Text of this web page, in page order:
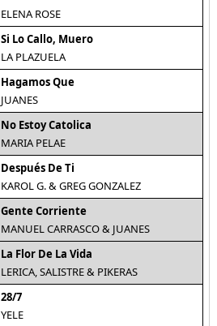
ELENA ROSE
Si Lo Callo, Muero
LA PLAZUELA
Hagamos Que
JUANES
No Estoy Catolica
MARIA PELAE
Después De Ti
KAROL G. & GREG GONZALEZ
Gente Corriente
MANUEL CARRASCO & JUANES
La Flor De La Vida
LERICA, SALISTRE & PIKERAS
28/7
YELE